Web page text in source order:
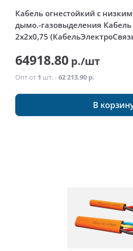
Кабель огнестойкий с
дымо.-газовыделения Кабель
2x2x0,75
64918.80 р./шт
Опт от 1 шт. -62 213.90 р.
В